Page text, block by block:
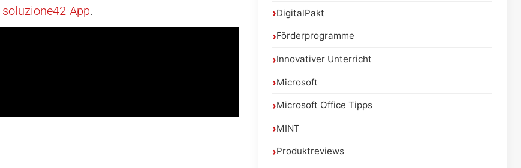
soluzione42-App. DigitalPakt
Förderprogramme
Innovativer Unterricht
Microsoft
Microsoft Office Tipps
MINT
Produktreviews